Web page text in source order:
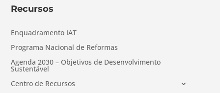
Recursos
Enquadramento IAT
Programa Nacional de Reformas
Agenda 2030 – Objetivos de Desenvolvimento
Sustentável
Centro de Recursos